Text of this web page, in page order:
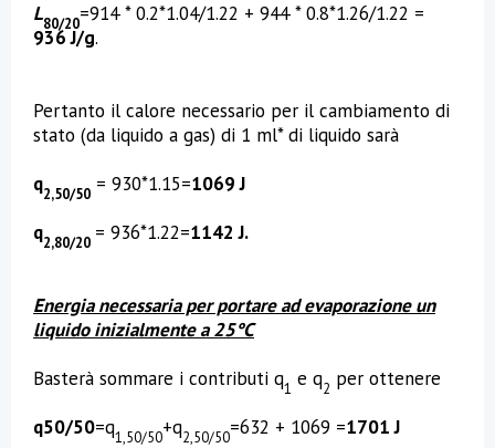
L80/20=914 * 0.2*1.04/1.22 + 944 * 0.8*1.26/1.22 =
936 J/g.
Pertanto il calore necessario per il cambiamento di
stato (da liquido a gas) di 1 ml* di liquido sarà
q2,50/50 = 930*1.15=1069 J
q2,80/20 = 936*1.22=1142 J.
Energia necessaria per portare ad evaporazione un
liquido inizialmente a 25°C
Basterà sommare i contributi q1 e q2 per ottenere
q50/50=q1,50/50+q2,50/50=632 + 1069 =1701 J